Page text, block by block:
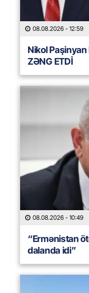
08.08.2026 - 12:59
Nikol
ZƏNG ETDİ
08.08.2026 - 10:49
“Ermənistan
dalanda idi”